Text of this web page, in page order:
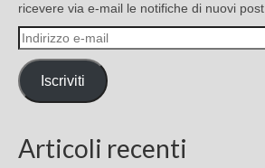
ricevere via e-mail le notifiche di nuovi post.
Indirizzo
e-
mail
Iscriviti
Articoli recenti